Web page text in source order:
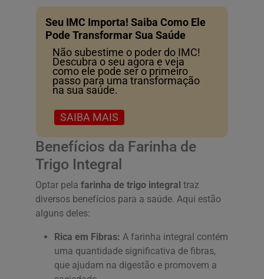
Seu IMC Importa! Saiba Como Ele
Pode Transformar Sua Saúde
Não subestime o poder do IMC!
Descubra o seu agora e veja
como ele pode ser o primeiro
passo para uma transformação
na sua saúde.
SAIBA MAIS
Benefícios da Farinha de
Trigo Integral
Optar pela farinha de trigo integral traz
diversos benefícios para a saúde. Aqui estão
alguns deles:
Rica em Fibras: A farinha integral contém
uma quantidade significativa de fibras,
que ajudam na digestão e promovem a